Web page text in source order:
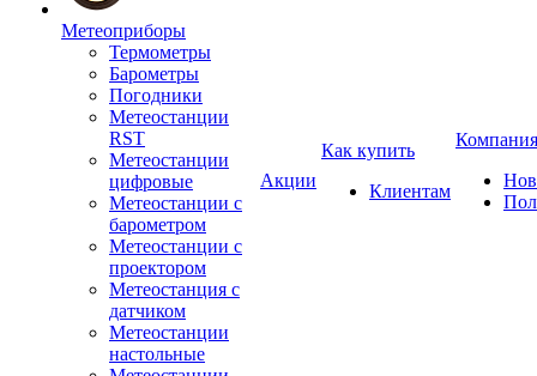
Метеоприборы
Термометры
Барометры
Погодники
Метеостанции
RST
Метеостанции
цифровые
Метеостанции с
барометром
Метеостанции с
проектором
Метеостанция с
датчиком
Метеостанции
настольные
Акции
Как купить
Клиентам
Компания